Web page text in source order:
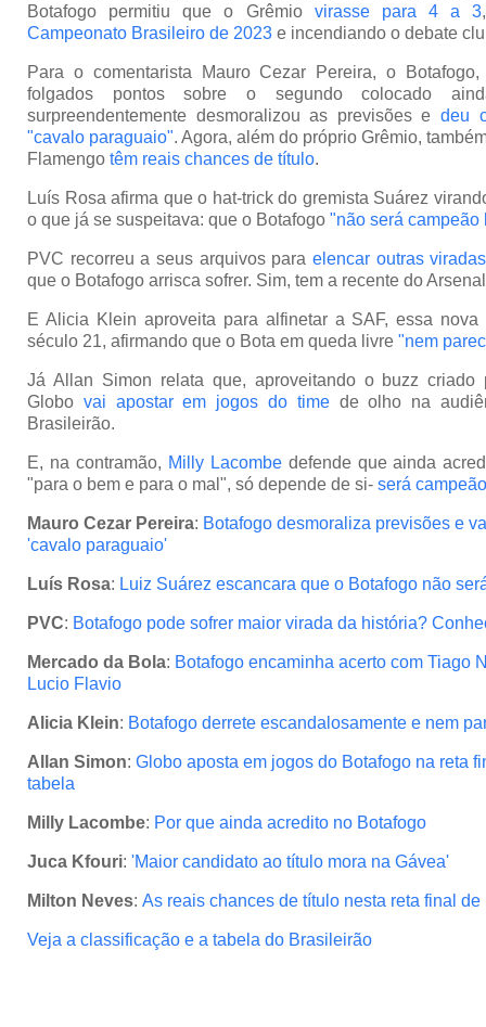
Botafogo permitiu que o Grêmiovirasse para 4 a 3
Campeonato Brasileiro de 2023 e incendiando o debate
Para o comentarista Mauro Cezar Pereira, o
folgados pontos sobre o segundo colocado
surpreendentemente desmoralizou as previsões e deu
"cavalo paraguaio". Agora, além do próprio Grêmio,
Flamengo têm reais chances de título.
Luís Rosa afirma que o hat-trick do gremista Suárez
o que já se suspeitava: que o Botafogo "não será campeão
PVC recorreu a seus arquivos para elencar outras
que o Botafogo arrisca sofrer. Sim, tem a recente do
E Alicia Klein aproveita para alfinetar a SAF, essa
século 21, afirmando que o Bota em queda livre "nem
Já Allan Simon relata que, aproveitando o buzz criado
Globo vai apostar em jogos do timede olho na
Brasileirão.
E, na contramão, Milly Lacombedefende que ainda
"para o bem e para o mal", só depende de si- será
Mauro Cezar Pereira: Botafogo desmoraliza previsões e
'cavalo paraguaio'
Luís Rosa: Luiz Suárez escancara que o Botafogo não
PVC: Botafogo pode sofrer maior virada da história?
Mercado da Bola: Botafogo encaminha acerto com Tiago
Lucio Flavio
Alicia Klein: Botafogo derrete escandalosamente e nem
Allan Simon: Globo aposta em jogos do Botafogo na reta
tabela
Milly Lacombe: Por que ainda acredito no Botafogo
Juca Kfouri: 'Maior candidato ao título mora na Gávea'
Milton Neves: As reais chances de título nesta reta final
Veja a classificação e a tabela do Brasileirão